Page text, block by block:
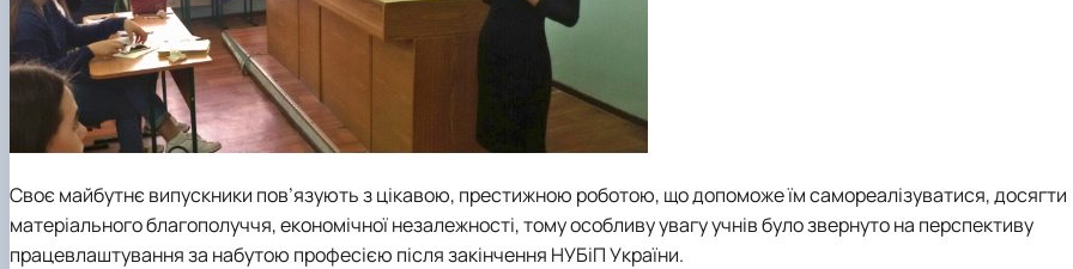
Своє майбутнє випускники пов’язують з цікавою, престижною роботою, що допоможе їм самореалізуватися, досягти
матеріального благополуччя, економічної незалежності, тому особливу увагу учнів було звернуто на перспективу
працевлаштування за набутою професією після закінчення НУБіП України.